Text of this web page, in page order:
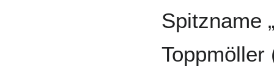
Spitzname
Toppmöller